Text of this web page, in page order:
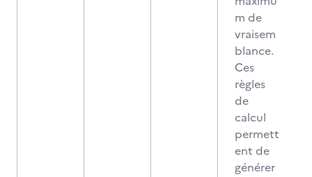
m de
vraisem
blance.
Ces
règles
de
calcul
permett
ent de
générer